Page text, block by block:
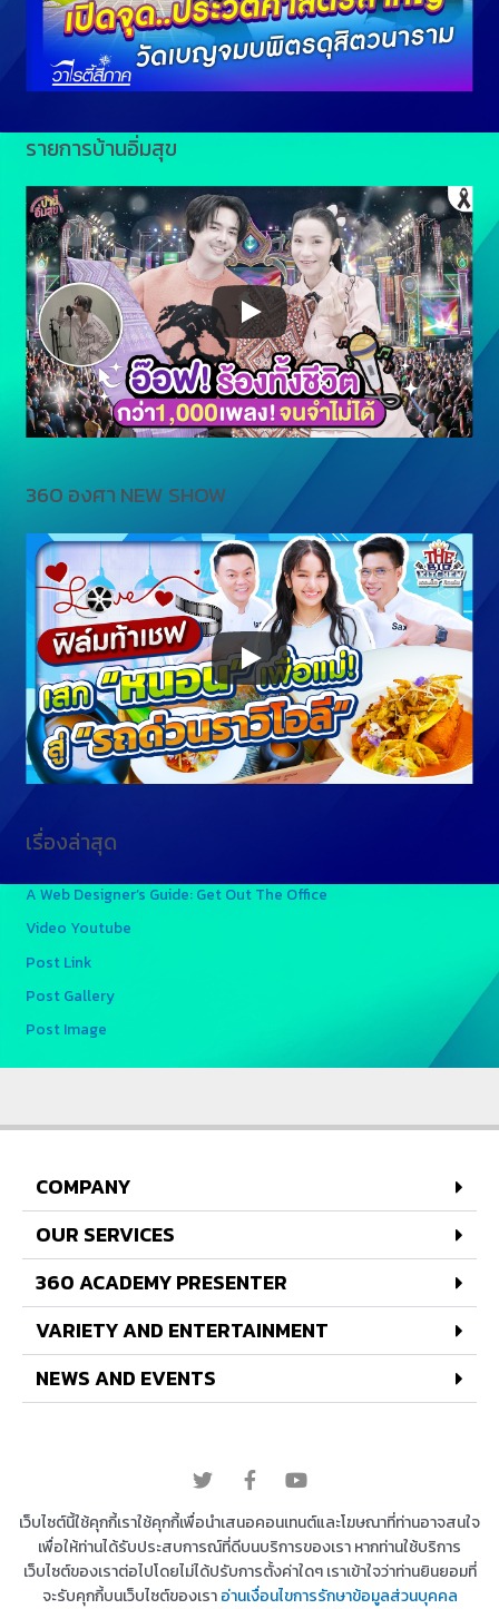
เว็บไซต์นี้ใช้คุกกี้เราใช้คุกกี้เพื่อนำเสนอคอนเทนต์และโฆษณาที่ท่านอาจสนใจ
เพื่อให้ท่านได้รับประสบการณ์ที่ดีบนบริการของเรา หากท่านใช้บริการ
เว็บไซต์ของเราต่อไปโดยไม่ได้ปรับการตั้งค่าใดๆ เราเข้าใจว่าท่านยินยอมที่
จะรับคุกกี้บนเว็บไซต์ของเราอ่านเงื่อนไขการรักษาข้อมูลส่วนบุคคล
รายการบ้านอิ่มสุข
360 องศา NEW SHOW
เรื่องล่าสุด
A Web Designer’s Guide: Get Out The Office
Video Youtube
Post Link
Post Gallery
Post Image
COMPANY
OUR SERVICES
360 ACADEMY PRESENTER
VARIETY AND ENTERTAINMENT
NEWS AND EVENTS
© 2022 All rights reserved
Copyright © 2026 บริษัท 360 องศา เอ็นเตอร์เทนเม้น